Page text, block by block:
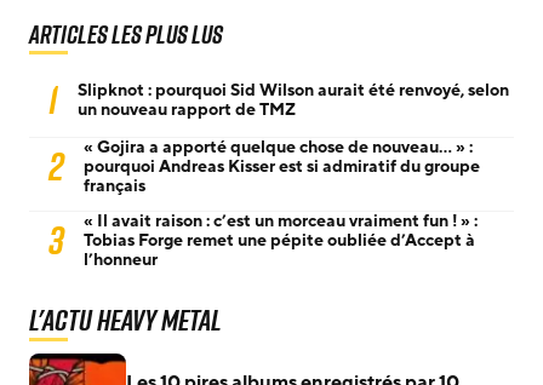
Articles les plus lus
1
Slipknot : pourquoi Sid Wilson aurait été renvoyé, selon
un nouveau rapport de TMZ
2
« Gojira a apporté quelque chose de nouveau… » :
pourquoi Andreas Kisser est si admiratif du groupe
français
3
« Il avait raison : c’est un morceau vraiment fun ! » :
Tobias Forge remet une pépite oubliée d’Accept à
l’honneur
L'actu Heavy Metal